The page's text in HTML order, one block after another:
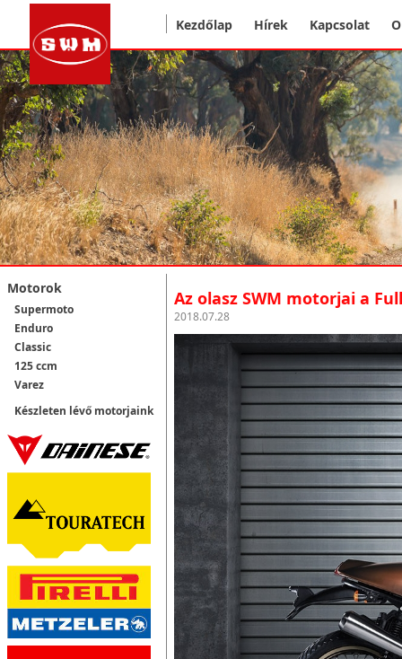
Kezdőlap Hírek Kapcsolat
Motorok
Supermoto
Enduro
Classic
125 ccm
Varez
Készleten lévő motorjaink
Az olasz SWM motorjai a
2018.07.28